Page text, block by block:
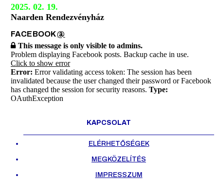
2025. 02. 19.
Naarden Rendezvényház
FACEBOOK@
This message is only visible to admins.
Problem displaying Facebook posts. Backup cache in use.
Click to show error
Error: Error validating access token: The session has been
invalidated because the user changed their password or Facebook
has changed the session for security reasons. Type:
OAuthException
KAPCSOLAT
ELÉRHETŐSÉGEK
MEGKÖZELÍTÉS
IMPRESSZUM